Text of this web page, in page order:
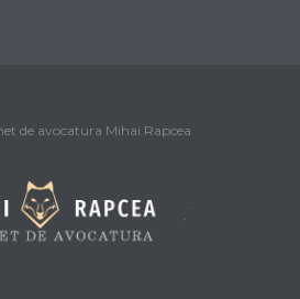
de avocatura Mihai Rapcea